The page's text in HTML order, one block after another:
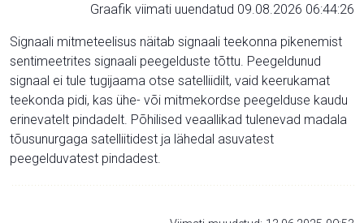
Graafik viimati uuendatud 09.08.2026 06:44:26
Signaali mitmeteelisus näitab signaali teekonna pikenemist
sentimeetrites signaali peegelduste tõttu. Peegeldunud
signaal ei tule tugijaama otse satelliidilt, vaid keerukamat
teekonda pidi, kas ühe- või mitmekordse peegelduse kaudu
erinevatelt pindadelt. Põhilised veaallikad tulenevad madala
tõusunurgaga satelliitidest ja lähedal asuvatest
peegelduvatest pindadest.